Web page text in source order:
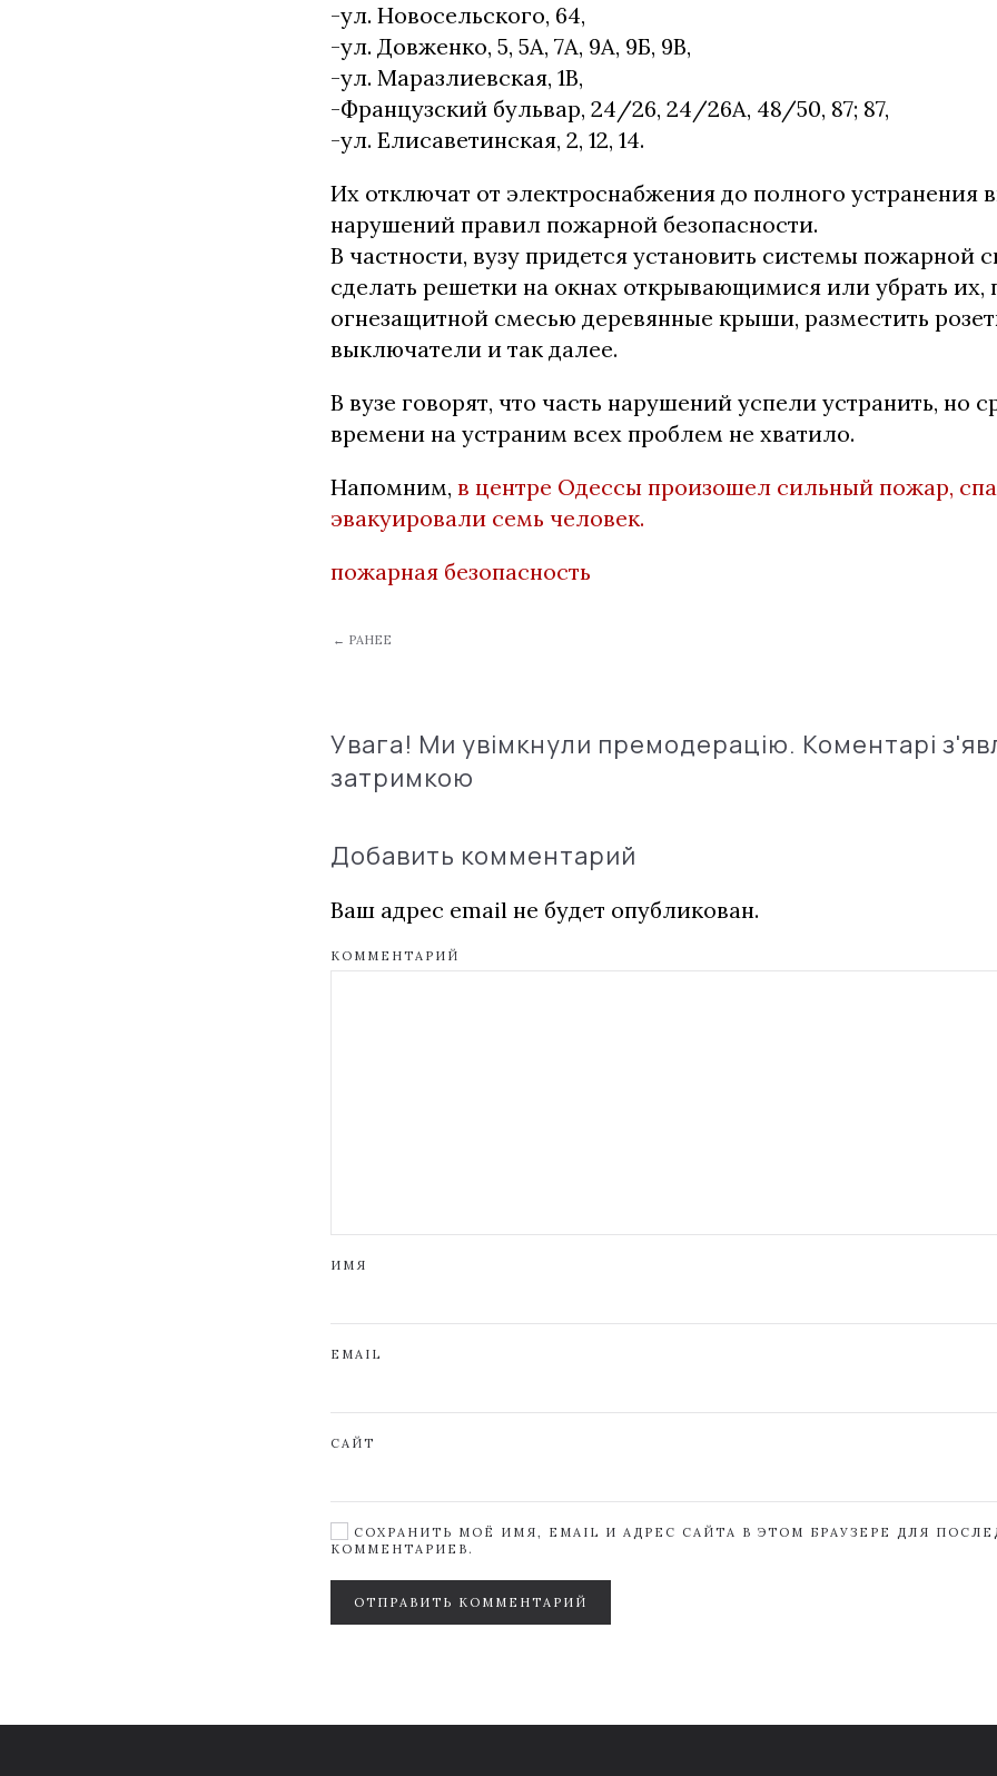
-ул. Новосельского, 64,
-ул. Довженко, 5, 5А, 7А, 9А, 9Б, 9В,
-ул. Маразлиевская, 1В,
-Французский бульвар, 24/26, 24/26А, 48/50, 87; 87,
-ул. Елисаветинская, 2, 12, 14.
Их отключат от электроснабжения до полного устранения
нарушений правил пожарной безопасности.
В частности, вузу придется установить системы пожарной
сделать решетки на окнах открывающимися или убрать их,
огнезащитной смесью деревянные крыши, разместить
выключатели и так далее.
В вузе говорят, что часть нарушений успели устранить, но
времени на устраним всех проблем не хватило.
Напомним, в центре Одессы произошел сильный пожар,
эвакуировали семь человек.
пожарная безопасность
← РАНЕЕ
Увага! Ми увімкнули премодерацію. Коментарі
затримкою
Добавить комментарий
Ваш адрес email не будет опубликован.
КОММЕНТАРИЙ
ИМЯ
EMAIL
САЙТ
СОХРАНИТЬ МОЁ ИМЯ, EMAIL И АДРЕС САЙТА В ЭТОМ БРАУЗЕРЕ ДЛЯ
КОММЕНТАРИЕВ.
ОТПРАВИТЬ КОММЕНТАРИЙ